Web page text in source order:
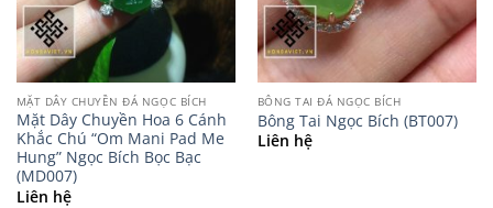
MẶT DÂY CHUYỀN ĐÁ NGỌC BÍCH
Mặt Dây Chuyền Hoa 6 Cánh
Khắc Chú “Om Mani Pad Me
Hung” Ngọc Bích Bọc Bạc
(MD007)
Liên hệ
BÔNG TAI ĐÁ NGỌC BÍCH
Bông Tai Ngọc Bích (BT007)
Liên hệ